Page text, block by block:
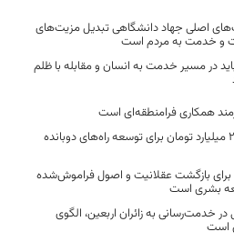
اصلی جهاد دانشگاهی تبدیل مزیت‌های
و خدمت به مردم است
در مسیر خدمت به انسان و مقابله با ظلم
همکاری فرامنطقه‌ای است
اختصاص 2500 میلیارد تومان برای توسعه راه‌های دوبانده
برای بازگشت عقلانیت و اصول فراموش‌شده
بشری است
خدمت‌رسانی به زائران اربعین، الگوی
است